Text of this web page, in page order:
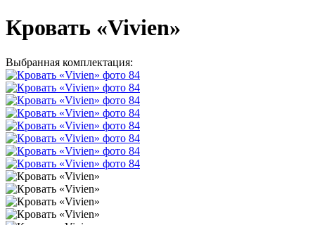
Кровать «Vivien»
Выбранная комплектация: